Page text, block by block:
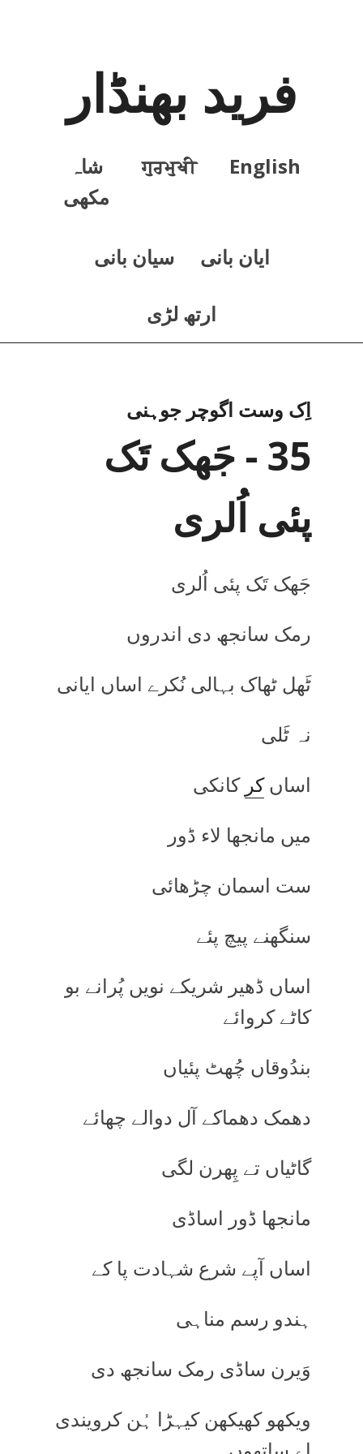
فرید بھنڈار
English
ਗੁਰਮੁਖੀ
شاہ
مکھی
ايان بانی سيان بانی
ارتھ لڑی
اِک وست اگوچر جوہنی
35 - جَھک تَک
پئی اُلری
جَھک تَک پئی اُلری
رمک سانجھ دی اندروں
ٹَھل ٹھاک بہالی نُکرے اساں ایانی
نہ ٹَلی
اساںکر کانکی
میں مانجھا لاء ڈور
ست اسمان چڑھائی
سنگھنے پیچ پئے
اساں ڈھیر شریکے نویں پُرانے بو
کاٹے کروائے
بندُوقاں چُھٹ پئیاں
دھمک دھماکے آل دوالے چھائے
گاٹیاں تے پِھرن لگی
مانجھا ڈور اساڈی
اساں آپے شرع شہادت پا کے
ہندو رسم مناہی
وَیرن ساڈی رمک سانجھ دی
ویکھو کھیکھن کیہڑا ہُن کرویندی